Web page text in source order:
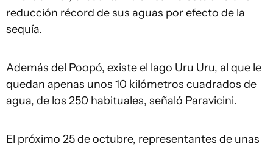
reducción récord de sus aguas por efecto de la
sequía.
Además del Poopó, existe el lago Uru Uru, al que le
quedan apenas unos 10 kilómetros cuadrados de
agua, de los 250 habituales, señaló Paravicini.
El próximo 25 de octubre, representantes de unas